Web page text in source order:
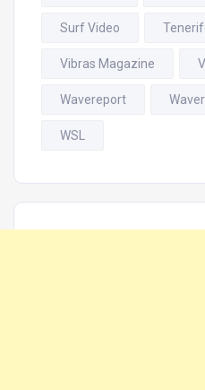
Surf Video
Vibras Magazine
Wavereport
WSL